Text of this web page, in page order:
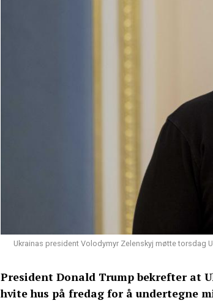
Ukrainas president Volodymyr Zelenskyj møtte torsdag
President Donald Trump bekrefter at
hvite hus på fredag for å undertegne